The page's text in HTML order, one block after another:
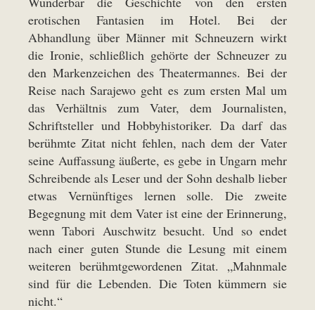
erotischen Fantasien im Hotel. Bei der
Abhandlung über Männer mit Schneuzern wirkt
die Ironie, schließlich gehörte der Schneuzer zu
den Markenzeichen des Theatermannes. Bei der
Reise nach Sarajewo geht es zum ersten Mal um
das Verhältnis zum Vater, dem Journalisten,
Schriftsteller und Hobbyhistoriker. Da darf das
berühmte Zitat nicht fehlen, nach dem der Vater
seine Auffassung äußerte, es gebe in Ungarn mehr
Schreibende als Leser und der Sohn deshalb lieber
etwas Vernünftiges lernen solle. Die zweite
Begegnung mit dem Vater ist eine der Erinnerung,
wenn Tabori Auschwitz besucht. Und so endet
nach einer guten Stunde die Lesung mit einem
weiteren berühmtgewordenen Zitat. „Mahnmale
sind für die Lebenden. Die Toten kümmern sie
nicht.“